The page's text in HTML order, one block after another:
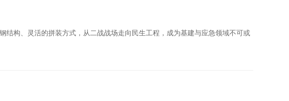
构、灵活的拼装方式，从二战战场走向民生工程，成为基建与应急领域不可或